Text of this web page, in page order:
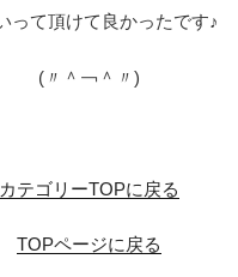
って頂けて良かったです♪
(〃＾￢＾〃)
カテゴリーTOPに戻る
TOPページに戻る